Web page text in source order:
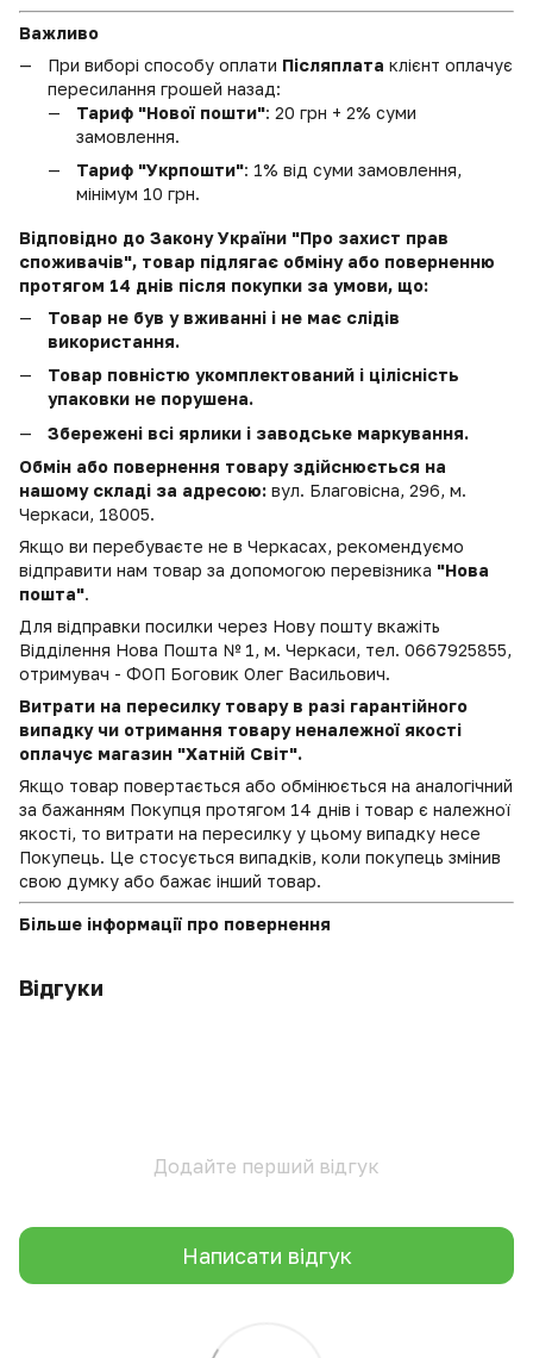
Важливо
При виборі способу оплати Післяплата клієнт оплачує
пересилання грошей назад:
Тариф "Нової пошти": 20 грн + 2% суми
замовлення.
Тариф "Укрпошти": 1% від суми замовлення,
мінімум 10 грн.
Відповідно до Закону України "Про захист прав
споживачів", товар підлягає обміну або поверненню
протягом 14 днів після покупки за умови, що:
Товар не був у вживанні і не має слідів
використання.
Товар повністю укомплектований і цілісність
упаковки не порушена.
Збережені всі ярлики і заводське маркування.
Обмін або повернення товару здійснюється на
нашому складі за адресою: вул. Благовісна, 296, м.
Черкаси, 18005.
Якщо ви перебуваєте не в Черкасах, рекомендуємо
відправити нам товар за допомогою перевізника "Нова
пошта".
Для відправки посилки через Нову пошту вкажіть
Відділення Нова Пошта № 1, м. Черкаси, тел. 0667925855,
отримувач - ФОП Боговик Олег Васильович.
Витрати на пересилку товару в разі гарантійного
випадку чи отримання товару неналежної якості
оплачує магазин "Хатній Світ".
Якщо товар повертається або обмінюється на аналогічний
за бажанням Покупця протягом 14 днів і товар є належної
якості, то витрати на пересилку у цьому випадку несе
Покупець. Це стосується випадків, коли покупець змінив
свою думку або бажає інший товар.
Більше інформації про повернення
Відгуки
Додайте перший відгук
Написати відгук